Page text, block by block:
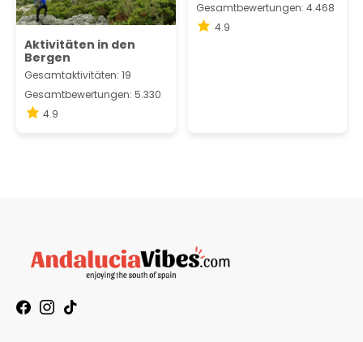
Aktivitäten in den
Bergen
Gesamtaktivitäten: 19
Gesamtbewertungen: 5.330
4.9
Gesamtbewertungen: 4.468
4.9